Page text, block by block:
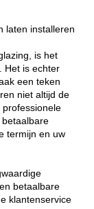
laten installeren
is het
Het is echter
een teken
niet altijd de
professionele
termijn en uw
betaalbare
klantenservice